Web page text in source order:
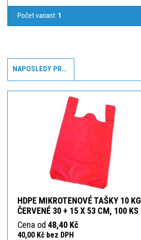
Počet variant: 1
NAPOSLEDY PROHLÍŽENÉ
HDPE MIKROTENOVÉ TAŠKY 10 KG
ČERVENÉ 30 + 15 X 53 CM, 100 KS
Cena od 48,40 Kč
40,00 Kč bez DPH